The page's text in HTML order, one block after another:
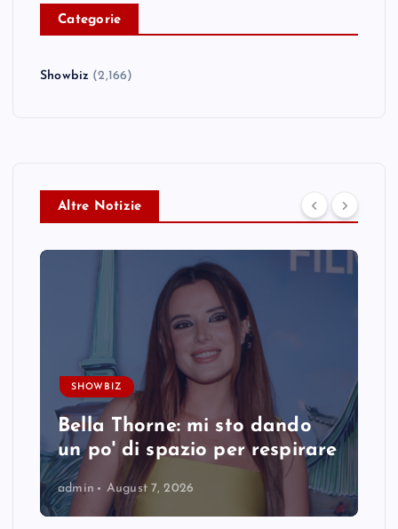
Categorie
Showbiz (2,166)
Altre Notizie
SHOWBIZ
Bella Thorne: mi sto dando
un po' di spazio per respirare
admin August 7, 2026